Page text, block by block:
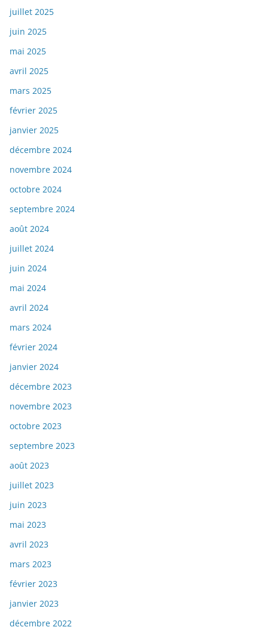
juillet 2025
juin 2025
mai 2025
avril 2025
mars 2025
février 2025
janvier 2025
décembre 2024
novembre 2024
octobre 2024
septembre 2024
août 2024
juillet 2024
juin 2024
mai 2024
avril 2024
mars 2024
février 2024
janvier 2024
décembre 2023
novembre 2023
octobre 2023
septembre 2023
août 2023
juillet 2023
juin 2023
mai 2023
avril 2023
mars 2023
février 2023
janvier 2023
décembre 2022